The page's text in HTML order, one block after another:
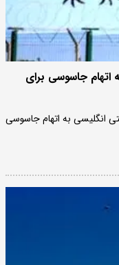
جاسوسی برای
انگلیسی به اتهام جاسوسی